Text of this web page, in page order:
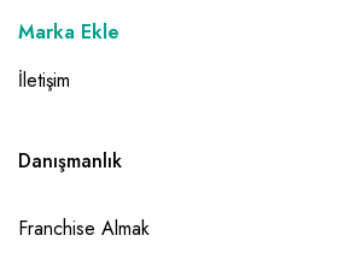
Marka Ekle
İletişim
Danışmanlık
Franchise Almak